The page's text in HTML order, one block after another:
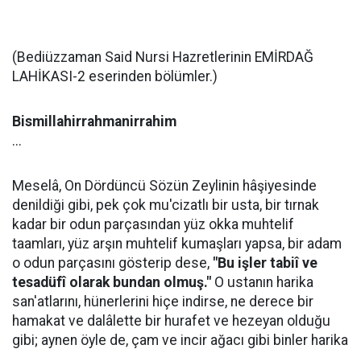
(Bediüzzaman Said Nursi Hazretlerinin EMİRDAĞ
LAHİKASI-2 eserinden bölümler.)
Bismillahirrahmanirrahim
...
Meselâ, On Dördüncü Sözün Zeylinin hâşiyesinde
denildiği gibi, pek çok mu'cizatlı bir usta, bir tırnak
kadar bir odun parçasından yüz okka muhtelif
taamları, yüz arşın muhtelif kumaşları yapsa, bir adam
o odun parçasını gösterip dese, "Bu işler tabiî ve
tesadüfî olarak bundan olmuş." O ustanın harika
san'atlarını, hünerlerini hiçe indirse, ne derece bir
hamakat ve dalâlette bir hurafet ve hezeyan olduğu
gibi; aynen öyle de, çam ve incir ağacı gibi binler harika